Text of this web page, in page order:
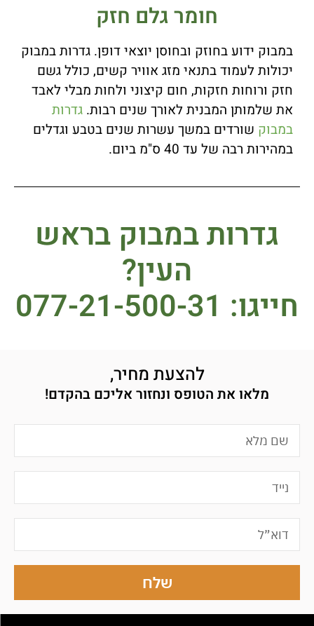
חומר גלם חזק
במבוק ידוע בחוזק ובחוסן יוצאי דופן. גדרות במבוק
יכולות לעמוד בתנאי מזג אוויר קשים, כולל גשם
חזק ורוחות חזקות, חום קיצוני ולחות מבלי לאבד
את שלמותן המבנית לאורך שנים רבות. גדרות
במבוק שורדים במשך עשרות שנים בטבע וגדלים
במהירות רבה של עד 40 ס"מ ביום.
גדרות במבוק בראש
העין?
חייגו: 077-21-500-31
להצעת מחיר,
מלאו את הטופס ונחזור אליכם בהקדם!
שלח